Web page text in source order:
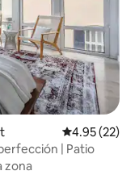
Calificación
4.95 (22)
| Patio
zona